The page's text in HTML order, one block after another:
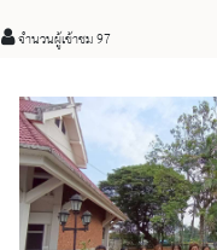
สมเด็จพระเทพรัตนราชสุ
จำนวนผู้เข้าชม 97